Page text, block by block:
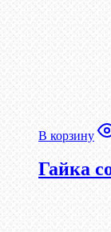
В корзину
Гайка